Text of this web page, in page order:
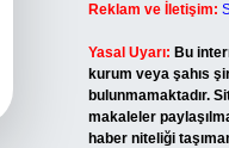
Reklam ve İletişim:
Yasal Uyarı: Bu
kurum veya şahıs
bulunmamaktadır.
makaleler
haber niteliği